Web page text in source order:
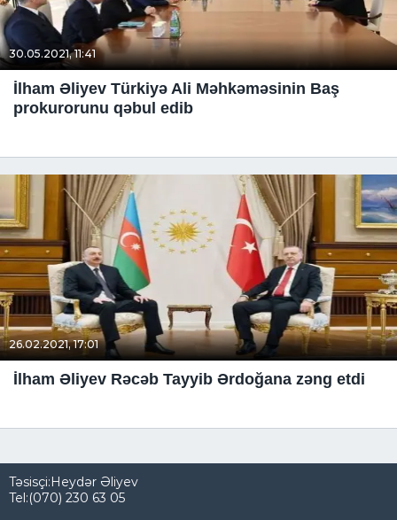
30.05.2021, 11:41
İlham Əliyev Türkiyə Ali Məhkəməsinin Baş
prokurorunu qəbul edib
26.02.2021, 17:01
İlham Əliyev Rəcəb Tayyib Ərdoğana zəng etdi
Təsisçi:Heydər Əliyev
Tel:(070) 230 63 05